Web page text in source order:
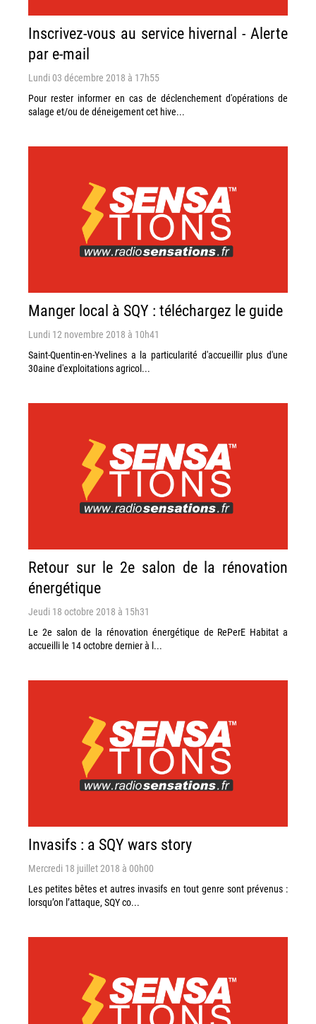
Inscrivez-vous au service hivernal - Alerte
par e-mail
Lundi 03 décembre 2018 à 17h55
Pour rester informer en cas de déclenchement d'opérations de
salage et/ou de déneigement cet hive...
Manger local à SQY : téléchargez le guide
Lundi 12 novembre 2018 à 10h41
Saint-Quentin-en-Yvelines a la particularité d'accueillir plus d'une
30aine d'exploitations agricol...
Retour sur le 2e salon de la rénovation
énergétique
Jeudi 18 octobre 2018 à 15h31
Le 2e salon de la rénovation énergétique de RePerE Habitat a
accueilli le 14 octobre dernier à l...
Invasifs : a SQY wars story
Mercredi 18 juillet 2018 à 00h00
Les petites bêtes et autres invasifs en tout genre sont prévenus :
lorsqu’on l’attaque, SQY co...